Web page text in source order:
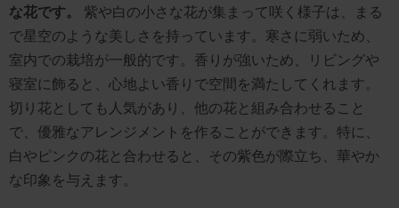
な花です。
紫や白の小さな花が集まって咲く様子は、まる
で星空のような美しさを持っています。寒さに弱いため、
室内での栽培が一般的です。香りが強いため、リビングや
寝室に飾ると、心地よい香りで空間を満たしてくれます。
切り花としても人気があり、他の花と組み合わせること
で、優雅なアレンジメントを作ることができます。特に、
白やピンクの花と合わせると、その紫色が際立ち、華やか
な印象を与えます。